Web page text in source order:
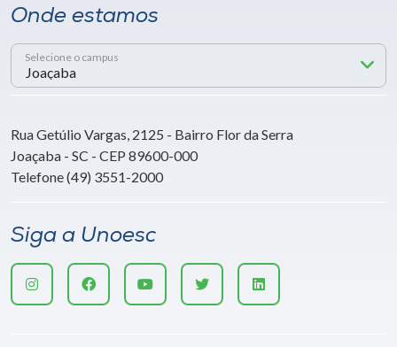
Onde estamos
Selecione o campus
Rua Getúlio Vargas, 2125 - Bairro Flor da Serra
Joaçaba - SC - CEP 89600-000
Telefone (49) 3551-2000
Siga a Unoesc